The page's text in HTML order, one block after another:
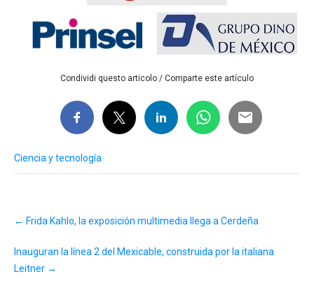
Condividi questo articolo / Comparte este artículo
Ciencia y tecnología
navigation
← Frida Kahlo, la exposición multimedia llega a Cerdeña
Inauguran la línea 2 del Mexicable, construida por la italiana
Leitner →